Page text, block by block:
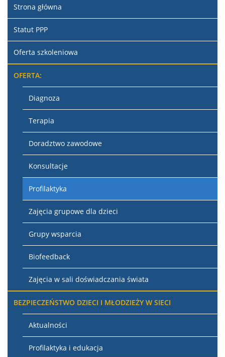
Strona główna
Statut PPP
Oferta szkoleniowa
OFERTA:
Diagnoza
Terapia
Doradztwo zawodowe
Konsultacje
Profilaktyka
Zajęcia grupowe dla dzieci
Grupy wsparcia
Biofeedback
Zajęcia w sali doświadczania świata
BEZPIECZEŃSTWO DZIECI I MŁODZIEŻY W SIECI
Aktualności
Profilaktyka i edukacja